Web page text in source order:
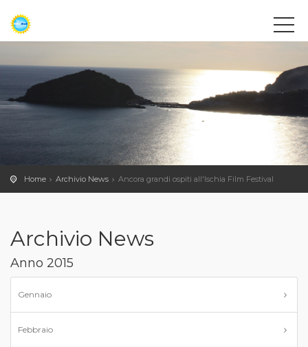
Home Archivio News Ancora grandi ospiti all'Ischia Film Festival
Archivio News
Anno 2015
Gennaio
Febbraio